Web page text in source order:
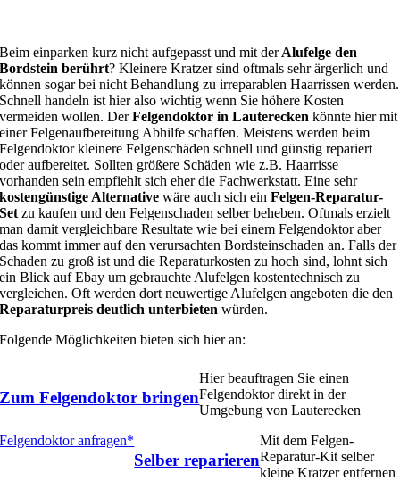
Beim einparken kurz nicht aufgepasst und mit derAlufelge den
Bordstein berührt? Kleinere Kratzer sind oftmals sehr ärgerlich und
können sogar bei nicht Behandlung zu irreparablen Haarrissen werden.
Schnell handeln ist hier also wichtig wenn Sie höhere Kosten
vermeiden wollen. DerFelgendoktor in Lauterecken könnte hier mit
einer Felgenaufbereitung Abhilfe schaffen. Meistens werden beim
Felgendoktor kleinere Felgenschäden schnell und günstig repariert
oder aufbereitet. Sollten größere Schäden wie z.B. Haarrisse
vorhanden sein empfiehlt sich eher die Fachwerkstatt. Eine sehr
kostengünstige Alternative wäre auch sich einFelgen-Reparatur-
Set zu kaufen und den Felgenschaden selber beheben. Oftmals erzielt
man damit vergleichbare Resultate wie bei einem Felgendoktor aber
das kommt immer auf den verursachten Bordsteinschaden an. Falls der
Schaden zu groß ist und die Reparaturkosten zu hoch sind, lohnt sich
ein Blick auf Ebay um gebrauchte Alufelgen kostentechnisch zu
vergleichen. Oft werden dort neuwertige Alufelgen angeboten die den
Reparaturpreis deutlich unterbieten würden.
Folgende Möglichkeiten bieten sich hier an:
Zum Felgendoktor bringen
Hier beauftragen Sie einen
Felgendoktor direkt in der
Umgebung von Lauterecken
Felgendoktor anfragen*
Selber reparieren
Mit dem Felgen-
Reparatur-Kit selber
kleine Kratzer entfernen